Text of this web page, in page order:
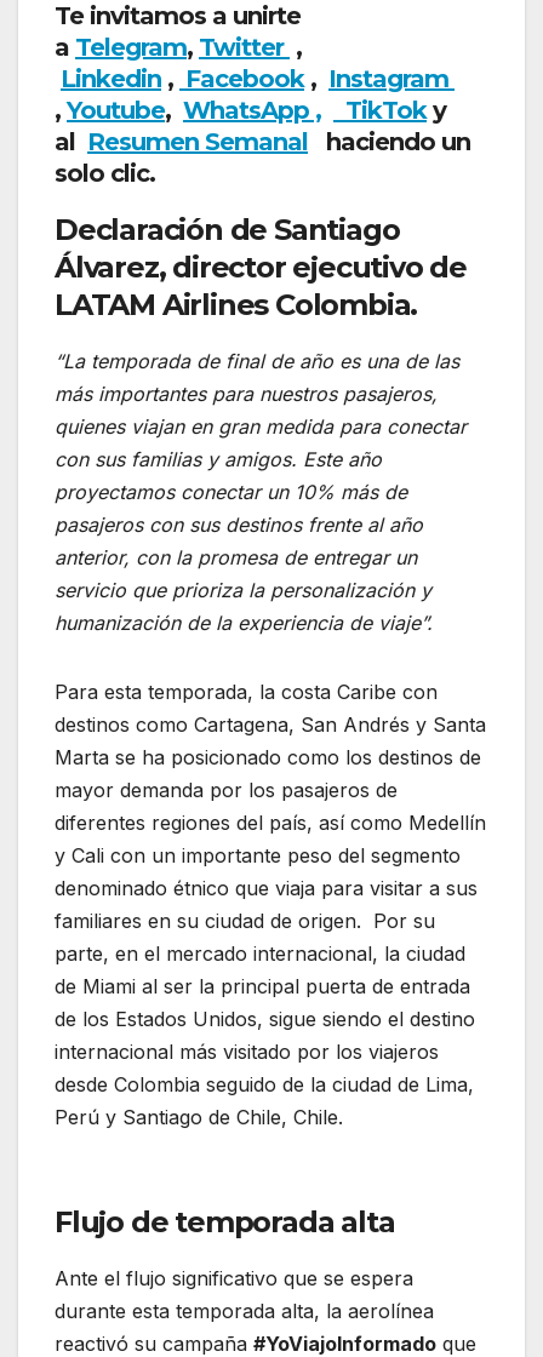
Te invitamos a unirte
a Telegram, Twitter ,
Linkedin , Facebook, Instagram
,Youtube, WhatsApp , TikToky
al Resumen Semanal haciendo un
solo clic.
Declaración de Santiago
Álvarez, director ejecutivo de
LATAM Airlines Colombia.
“La temporada de final de año es una de las
más importantes para nuestros pasajeros,
quienes viajan en gran medida para conectar
con sus familias y amigos. Este año
proyectamos conectar un 10% más de
pasajeros con sus destinos frente al año
anterior, con la promesa de entregar un
servicio que prioriza la personalización y
humanización de la experiencia de viaje”.
Para esta temporada, la costa Caribe con
destinos como Cartagena, San Andrés y Santa
Marta se ha posicionado como los destinos de
mayor demanda por los pasajeros de
diferentes regiones del país, así como Medellín
y Cali con un importante peso del segmento
denominado étnico que viaja para visitar a sus
familiares en su ciudad de origen. Por su
parte, en el mercado internacional, la ciudad
de Miami al ser la principal puerta de entrada
de los Estados Unidos, sigue siendo el destino
internacional más visitado por los viajeros
desde Colombia seguido de la ciudad de Lima,
Perú y Santiago de Chile, Chile.
Flujo de temporada alta
Ante el flujo significativo que se espera
durante esta temporada alta, la aerolínea
reactivó su campaña #YoViajoInformado que